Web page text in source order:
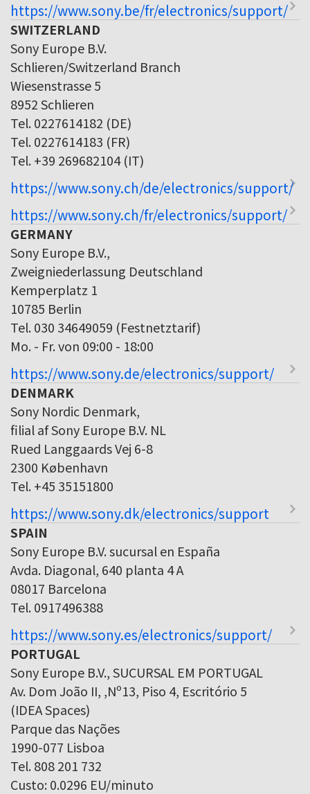
https://www.sony.be/fr/electronics/support/
SWITZERLAND
Sony Europe B.V.
Schlieren/Switzerland Branch
Wiesenstrasse 5
8952 Schlieren
Tel. 0227614182 (DE)
Tel. 0227614183 (FR)
Tel. +39 269682104 (IT)
https://www.sony.ch/de/electronics/support/
https://www.sony.ch/fr/electronics/support/
GERMANY
Sony Europe B.V.,
Zweigniederlassung Deutschland
Kemperplatz 1
10785 Berlin
Tel. 030 34649059 (Festnetztarif)
Mo. - Fr. von 09:00 - 18:00
https://www.sony.de/electronics/support/
DENMARK
Sony Nordic Denmark,
filial af Sony Europe B.V. NL
Rued Langgaards Vej 6-8
2300 København
Tel. +45 35151800
https://www.sony.dk/electronics/support
SPAIN
Sony Europe B.V. sucursal en España
Avda. Diagonal, 640 planta 4 A
08017 Barcelona
Tel. 0917496388
https://www.sony.es/electronics/support/
PORTUGAL
Sony Europe B.V., SUCURSAL EM PORTUGAL
Av. Dom João II, ,Nº13, Piso 4, Escritório 5
(IDEA Spaces)
Parque das Nações
1990-077 Lisboa
Tel. 808 201 732
Custo: 0.0296 EU/minuto